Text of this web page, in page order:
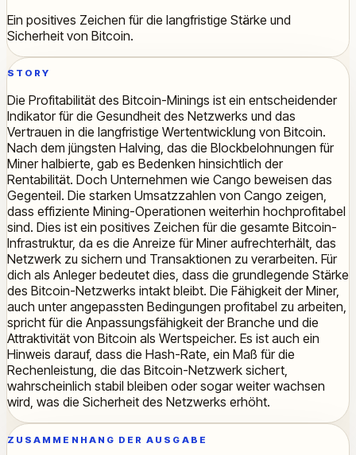
Ein positives Zeichen für die langfristige Stärke und
Sicherheit von Bitcoin.
STORY
Die Profitabilität des Bitcoin-Minings ist ein entscheidender
Indikator für die Gesundheit des Netzwerks und das
Vertrauen in die langfristige Wertentwicklung von Bitcoin.
Nach dem jüngsten Halving, das die Blockbelohnungen für
Miner halbierte, gab es Bedenken hinsichtlich der
Rentabilität. Doch Unternehmen wie Cango beweisen das
Gegenteil. Die starken Umsatzzahlen von Cango zeigen,
dass effiziente Mining-Operationen weiterhin hochprofitabel
sind. Dies ist ein positives Zeichen für die gesamte Bitcoin-
Infrastruktur, da es die Anreize für Miner aufrechterhält, das
Netzwerk zu sichern und Transaktionen zu verarbeiten. Für
dich als Anleger bedeutet dies, dass die grundlegende Stärke
des Bitcoin-Netzwerks intakt bleibt. Die Fähigkeit der Miner,
auch unter angepassten Bedingungen profitabel zu arbeiten,
spricht für die Anpassungsfähigkeit der Branche und die
Attraktivität von Bitcoin als Wertspeicher. Es ist auch ein
Hinweis darauf, dass die Hash-Rate, ein Maß für die
Rechenleistung, die das Bitcoin-Netzwerk sichert,
wahrscheinlich stabil bleiben oder sogar weiter wachsen
wird, was die Sicherheit des Netzwerks erhöht.
ZUSAMMENHANG DER AUSGABE